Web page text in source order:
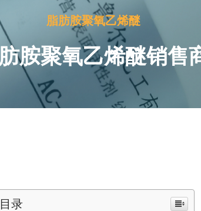
脂肪胺聚氧乙烯醚
胺聚氧乙烯醚销售
目录